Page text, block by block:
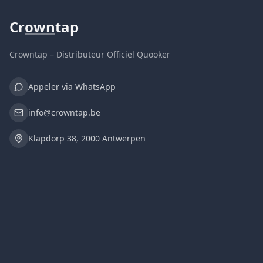
Crowntap
Crowntap – Distributeur Officiel Quooker
Appeler via WhatsApp
info@crowntap.be
Klapdorp 38, 2000 Antwerpen